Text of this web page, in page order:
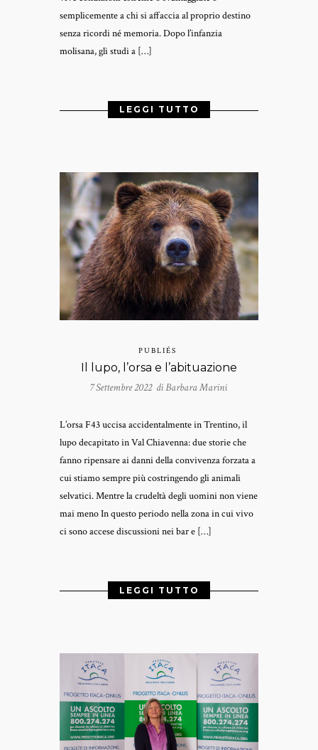
semplicemente a chi si affaccia al proprio destino
senza ricordi né memoria. Dopo l’infanzia
molisana, gli studi a […]
LEGGI TUTTO
PUBLIÉS
Il lupo, l’orsa e l’abituazione
7 Settembre 2022 diBarbara Marini
L’orsa F43 uccisa accidentalmente in Trentino, il
lupo decapitato in Val Chiavenna: due storie che
fanno ripensare ai danni della convivenza forzata a
cui stiamo sempre più costringendo gli animali
selvatici. Mentre la crudeltà degli uomini non viene
mai meno In questo periodo nella zona in cui vivo
ci sono accese discussioni nei bar e […]
LEGGI TUTTO